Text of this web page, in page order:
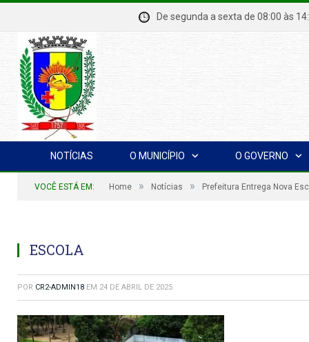
De segunda a sexta de 08:00
NOTÍCIAS O MUNICÍPIO O GOVERNO
VOCÊ ESTÁ EM: Home » Notícias » Prefeitura Entrega Nova
ESCOLA
POR CR2-ADMIN18 EM 24 DE ABRIL DE 2025